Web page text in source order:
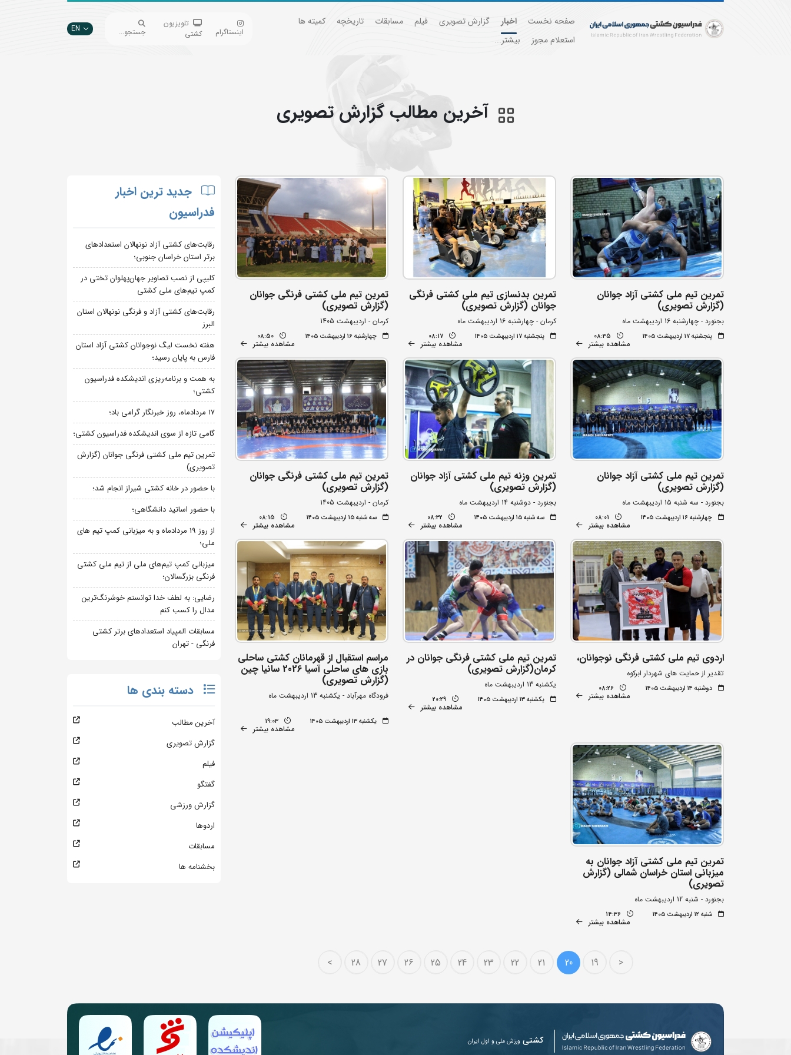
صفحه نخست اخبار گزارش تصویری فیلم مسابقات تاریخچه
کمیته ها
استعلام مجوز
بیشتر...
اینستاگرام
تلویزیون
کشتی
جستجو... EN
آخرین مطالب گزارش تصويري
تمرین تیم ملی کشتی آزاد جوانان
(گزارش تصویری)
بجنورد - چهارشنبه 16 اردیبهشت ماه
پنجشنبه ۱۷ اردیبهشت ۱۴۰۵ 08:35
مشاهده بیشتر
تمرین بدنسازی تیم ملی کشتی فرنگی
جوانان (گزارش تصویری)
کرمان - چهارشنبه 16 اردیبهشت ماه
پنجشنبه ۱۷ اردیبهشت ۱۴۰۵ 08:17
مشاهده بیشتر
تمرین تیم ملی کشتی فرنگی جوانان
(گزارش تصویری)
کرمان - اردیبهشت 1405
چهارشنبه ۱۶ اردیبهشت ۱۴۰۵ 08:50
مشاهده بیشتر
تمرین تیم ملی کشتی آزاد جوانان
(گزارش تصویری)
بجنورد - سه شنبه 15 اردیبهشت ماه
چهارشنبه ۱۶ اردیبهشت ۱۴۰۵ 08:01
مشاهده بیشتر
تمرین وزنه تیم ملی کشتی آزاد جوانان
(گزارش تصویری)
بجنورد - دوشنبه 14 اردیبهشت ماه
سه شنبه ۱۵ اردیبهشت ۱۴۰۵ 08:32
مشاهده بیشتر
تمرین تیم ملی کشتی فرنگی جوانان
(گزارش تصویری)
کرمان - اردیبهشت 1405
سه شنبه ۱۵ اردیبهشت ۱۴۰۵ 08:15
مشاهده بیشتر
اردوی تیم ملی کشتی فرنگی نوجوانان،
تقدیر از حمایت های شهردار ابرکوه
دوشنبه ۱۴ اردیبهشت ۱۴۰۵ 08:26
مشاهده بیشتر
تمرین تیم ملی کشتی فرنگی جوانان در
کرمان(گزارش تصویری)
یکشنبه 13 اردیبهشت ماه
یکشنبه ۱۳ اردیبهشت ۱۴۰۵ 20:29
مشاهده بیشتر
مراسم استقبال از قهرمانان کشتی ساحلی
بازی های ساحلی آسیا 2026 سانیا چین
(گزارش تصویری)
فرودگاه مهرآباد - یکشنبه 13 اردیبهشت ماه
یکشنبه ۱۳ اردیبهشت ۱۴۰۵ 19:03
مشاهده بیشتر
تمرین تیم ملی کشتی آزاد جوانان به
میزبانی استان خراسان شمالی (گزارش
تصویری)
بجنورد - شنبه 12 اردیبهشت ماه
شنبه ۱۲ اردیبهشت ۱۴۰۵ 14:36
مشاهده بیشتر
<
19
20
21
22
23
24
25
26
27
28
>
جدید ترین اخبار
فدراسیون
رقابت‌های کشتی آزاد نونهالان استعدادهای
برتر استان خراسان جنوبی؛
کلیپی از نصب تصاویر جهان‌پهلوان تختی در
کمپ تیم‌های ملی کشتی
رقابت‌های کشتی آزاد و فرنگی نونهالان استان
البرز
هفته نخست لیگ نوجوانان کشتی آزاد استان
فارس به پایان رسید؛
به همت و برنامه‌ریزی اندیشکده فدراسیون
کشتی؛
۱۷ مردادماه، روز خبرنگار گرامی باد؛
گامی تازه از سوی اندیشکده فدراسیون کشتی؛
تمرین تیم ملی کشتی فرنگی جوانان (گزارش
تصویری)
با حضور در خانه کشتی شیراز انجام شد؛
با حضور اساتید دانشگاهی؛
از روز 19 مردادماه و به میزبانی کمپ تیم های
ملی؛
میزبانی کمپ تیم‌های ملی از تیم ملی کشتی
فرنگی بزرگسالان؛
رضایی: به لطف خدا توانستم خوشرنگ‌ترین
مدال را کسب کنم
مسابقات المپیاد استعدادهای برتر کشتی
فرنگی - تهران
دسته بندی ها
آخرین مطالب
گزارش تصویری
فیلم
گفتگو
گزارش ورزشی
اردوها
مسابقات
بخشنامه ها
کشتی ورزش ملی و اول ایران